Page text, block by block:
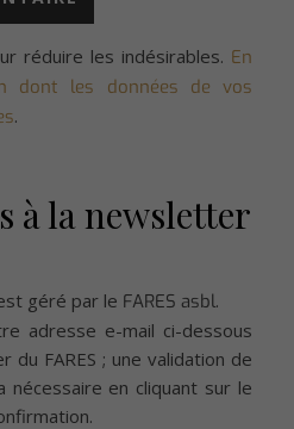
réduire les indésirables. En
dont les données de vos
.
à la newsletter
géré par le FARES asbl.
adresse e-mail ci-dessous
FARES ; une validation de
en cliquant sur le